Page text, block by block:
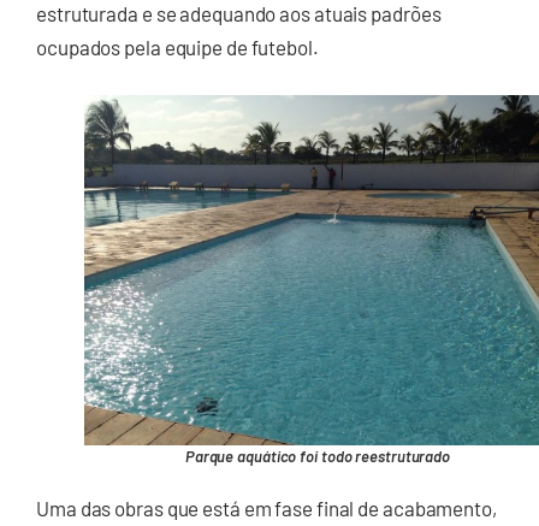
estruturada e se adequando aos atuais padrões
ocupados pela equipe de futebol.
Parque aquático foi todo reestruturado
Uma das obras que está em fase final de acabamento,